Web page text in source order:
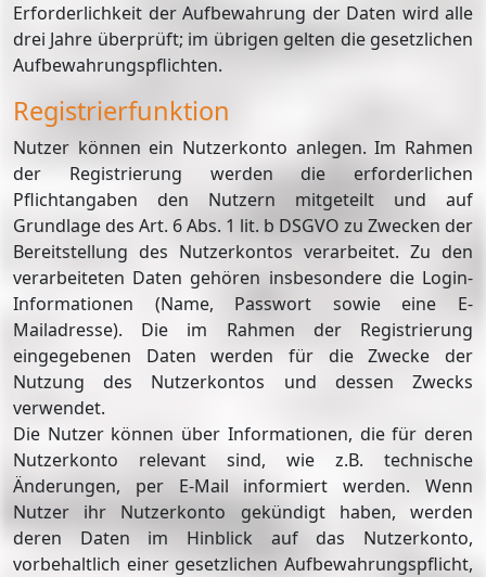
Erforderlichkeit der Aufbewahrung der Daten wird alle
drei Jahre überprüft; im übrigen gelten die gesetzlichen
Aufbewahrungspflichten.
Registrierfunktion
Nutzer können ein Nutzerkonto anlegen. Im Rahmen
der Registrierung werden die erforderlichen
Pflichtangaben den Nutzern mitgeteilt und auf
Grundlage des Art. 6 Abs. 1 lit. b DSGVO zu Zwecken der
Bereitstellung des Nutzerkontos verarbeitet. Zu den
verarbeiteten Daten gehören insbesondere die Login-
Informationen (Name, Passwort sowie eine E-
Mailadresse). Die im Rahmen der Registrierung
eingegebenen Daten werden für die Zwecke der
Nutzung des Nutzerkontos und dessen Zwecks
verwendet.
Die Nutzer können über Informationen, die für deren
Nutzerkonto relevant sind, wie z.B. technische
Änderungen, per E-Mail informiert werden. Wenn
Nutzer ihr Nutzerkonto gekündigt haben, werden
deren Daten im Hinblick auf das Nutzerkonto,
vorbehaltlich einer gesetzlichen Aufbewahrungspflicht,